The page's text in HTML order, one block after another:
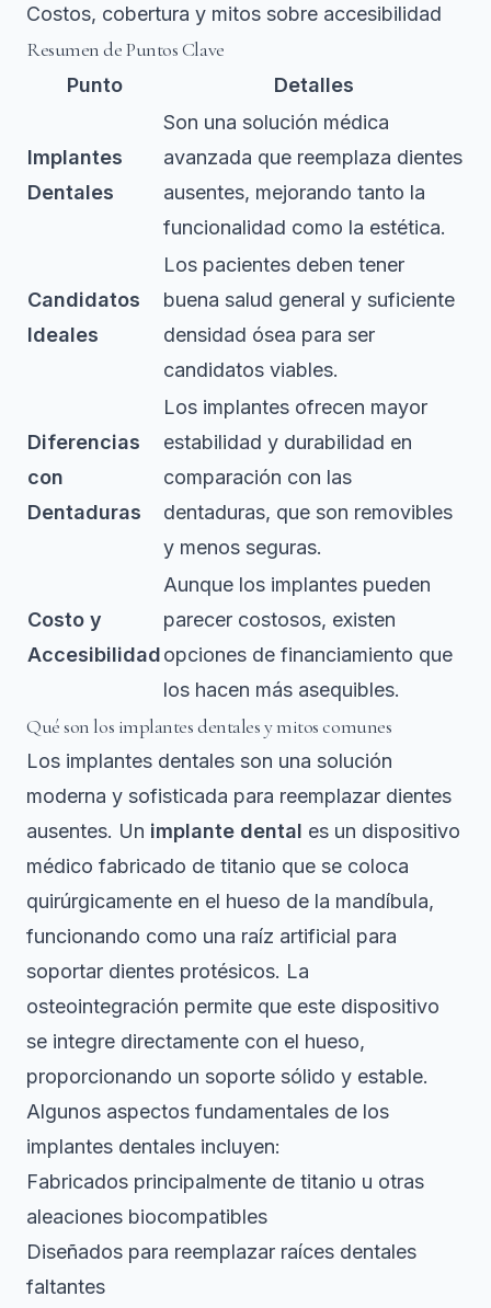
Costos, cobertura y mitos sobre accesibilidad
Resumen de Puntos Clave
Punto Detalles
Implantes
Dentales
Son una solución médica
avanzada que reemplaza dientes
ausentes, mejorando tanto la
funcionalidad como la estética.
Candidatos
Ideales
Los pacientes deben tener
buena salud general y suficiente
densidad ósea para ser
candidatos viables.
Diferencias
con
Dentaduras
Los implantes ofrecen mayor
estabilidad y durabilidad en
comparación con las
dentaduras, que son removibles
y menos seguras.
Costo y
Accesibilidad
Aunque los implantes pueden
parecer costosos, existen
opciones de financiamiento que
los hacen más asequibles.
Qué son los implantes dentales y mitos comunes
Los implantes dentales son una solución
moderna y sofisticada para reemplazar dientes
ausentes. Un implante dental es un dispositivo
médico fabricado de titanio que se coloca
quirúrgicamente en el hueso de la mandíbula,
funcionando como una raíz artificial para
soportar dientes protésicos. La
osteointegración permite que este dispositivo
se integre directamente con el hueso,
proporcionando un soporte sólido y estable.
Algunos aspectos fundamentales de los
implantes dentales incluyen:
Fabricados principalmente de titanio u otras
aleaciones biocompatibles
Diseñados para reemplazar raíces dentales
faltantes